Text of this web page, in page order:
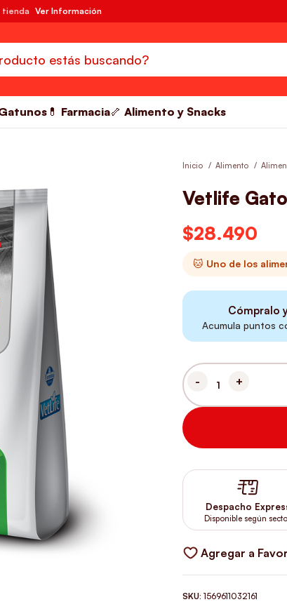
tienda Ver Información
💊 Farmacia🦴 Alimento y Snacks
Inicio Alimento
Vetlife
$28.490
🐱 Uno de los
Cómpralo
Acumula puntos
VETLIFE GATO
Despacho
Disponible según
Agregar a
SKU: 1569611032161